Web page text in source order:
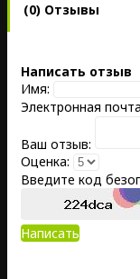
(0) Отзывы
Написать отзыв
Имя:
Электронная
Ваш отзыв:
Оценка:
Введите код
Написать